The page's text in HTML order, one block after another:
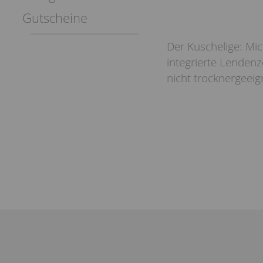
Gutscheine
Der Kuschelige:
integrierte
nicht